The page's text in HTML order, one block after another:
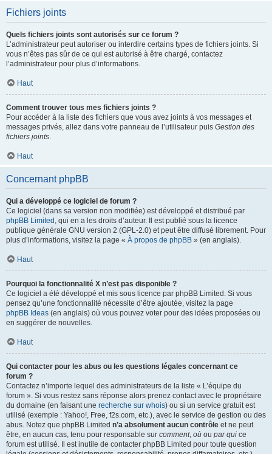
Fichiers joints
Quels fichiers joints sont autorisés sur ce forum ?
L’administrateur peut autoriser ou interdire certains types de fichiers joints. Si
vous n’êtes pas sûr de ce qui est autorisé à être chargé, contactez
l’administrateur pour plus d’informations.
Haut
Comment trouver tous mes fichiers joints ?
Pour accéder à la liste des fichiers que vous avez joints à vos messages et
messages privés, allez dans votre panneau de l’utilisateur puis Gestion des
fichiers joints.
Haut
Concernant phpBB
Qui a développé ce logiciel de forum ?
Ce logiciel (dans sa version non modifiée) est développé et distribué par
phpBB Limited , qui en a les droits d’auteur. Il est publié sous la licence
publique générale GNU version 2 (GPL-2.0) et peut être diffusé librement. Pour
plus d’informations, visitez la page « À propos de phpBB » (en anglais).
Haut
Pourquoi la fonctionnalité X n’est pas disponible ?
Ce logiciel a été développé et mis sous licence par phpBB Limited. Si vous
pensez qu’une fonctionnalité nécessite d’être ajoutée, visitez la page
phpBB Ideas (en anglais) où vous pouvez voter pour des idées proposées ou
en suggérer de nouvelles.
Haut
Qui contacter pour les abus ou les questions légales concernant ce
forum ?
Contactez n’importe lequel des administrateurs de la liste « L’équipe du
forum ». Si vous restez sans réponse alors prenez contact avec le propriétaire
du domaine (en faisant une recherche sur whois) ou si un service gratuit est
utilisé (exemple : Yahoo!, Free, f2s.com, etc.), avec le service de gestion ou des
abus. Notez que phpBB Limited n’a absolument aucun contrôle et ne peut
être, en aucun cas, tenu pour responsable sur comment, où ou par qui ce
forum est utilisé. Il est inutile de contacter phpBB Limited pour toute question